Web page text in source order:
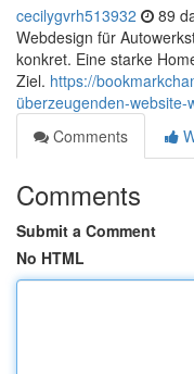
cecilygvrh513932 89
Webdesign für
konkret. Eine starke
Ziel. https://
überzeugenden-
Comments
Comments
Submit a Comment
No HTML